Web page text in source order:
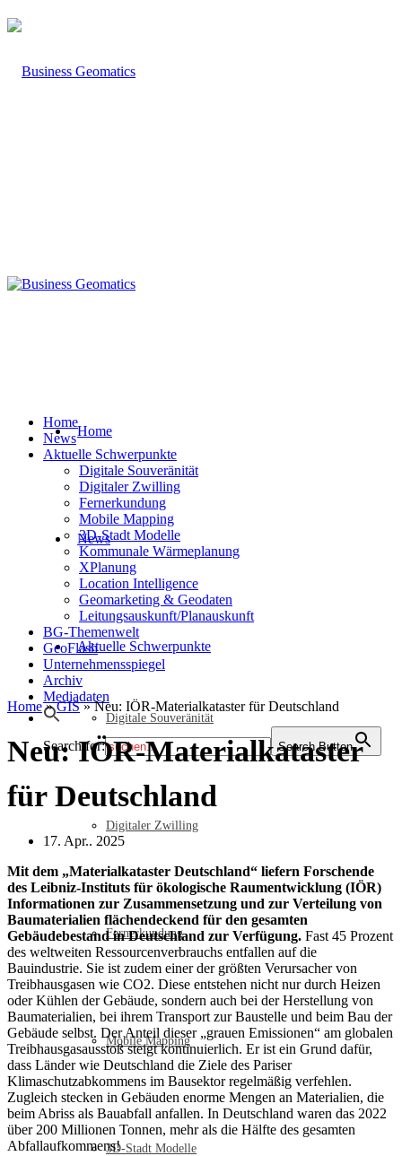
Home
News
Aktuelle Schwerpunkte
Digitale Souveränität
Digitaler Zwilling
Fernerkundung
Mobile Mapping
3D-Stadt Modelle
Home
News
Aktuelle Schwerpunkte
Digitale Souveränität
Digitaler Zwilling
Fernerkundung
Mobile Mapping
3D-Stadt Modelle
Kommunale Wärmeplanung
XPlanung
Location Intelligence
Geomarketing & Geodaten
Leitungsauskunft/Planauskunft
BG-Themenwelt
GeoFlash
Unternehmensspiegel
Archiv
Mediadaten
Search for: Search Button
Home»GIS»Neu: IÖR-Materialkataster für Deutschland
Neu: IÖR-Materialkataster
für Deutschland
17. Apr.. 2025
Mit dem „Materialkataster Deutschland“ liefern Forschende
des Leibniz-Instituts für ökologische Raumentwicklung (IÖR)
Informationen zur Zusammensetzung und zur Verteilung von
Baumaterialien flächendeckend für den gesamten
Gebäudebestand in Deutschland zur Verfügung. Fast 45 Prozent
des weltweiten Ressourcenverbrauchs entfallen auf die
Bauindustrie. Sie ist zudem einer der größten Verursacher von
Treibhausgasen wie CO2. Diese entstehen nicht nur durch Heizen
oder Kühlen der Gebäude, sondern auch bei der Herstellung von
Baumaterialien, bei ihrem Transport zur Baustelle und beim Bau der
Gebäude selbst. Der Anteil dieser „grauen Emissionen“ am globalen
Treibhausgasausstoß steigt kontinuierlich. Er ist ein Grund dafür,
dass Länder wie Deutschland die Ziele des Pariser
Klimaschutzabkommens im Bausektor regelmäßig verfehlen.
Zugleich stecken in Gebäuden enorme Mengen an Materialien, die
beim Abriss als Bauabfall anfallen. In Deutschland waren das 2022
über 200 Millionen Tonnen, mehr als die Hälfte des gesamten
Abfallaufkommens!